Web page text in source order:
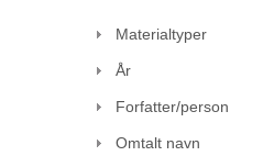
Materialtyper
År
Forfatter/person
Omtalt navn